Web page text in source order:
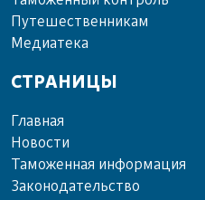
Пу­те­шест­вен­ни­кам
Ме­диа­те­ка
СТРАНИЦЫ
Главная
Новости
Таможенная информация
Законодательство